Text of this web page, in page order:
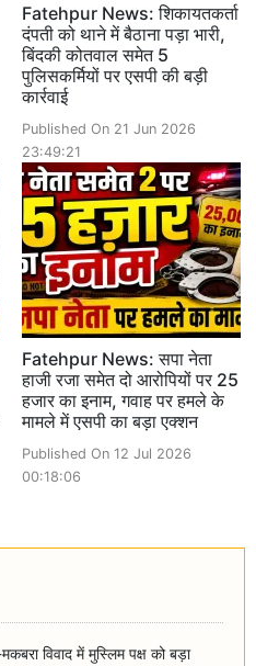
Fatehpur News: शिकायतकर्ता
दंपती को थाने में बैठाना पड़ा भारी,
बिंदकी कोतवाल समेत 5
पुलिसकर्मियों पर एसपी की बड़ी
कार्रवाई
Published On 21 Jun 2026
23:49:21
Fatehpur News: सपा नेता
हाजी रजा समेत दो आरोपियों पर 25
हजार का इनाम, गवाह पर हमले के
मामले में एसपी का बड़ा एक्शन
Published On 12 Jul 2026
00:18:06